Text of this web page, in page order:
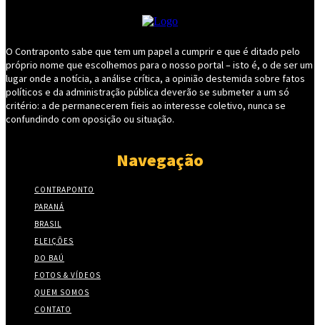
O Contraponto sabe que tem um papel a cumprir e que é ditado pelo
próprio nome que escolhemos para o nosso portal – isto é, o de ser um
lugar onde a notícia, a análise crítica, a opinião destemida sobre fatos
políticos e da administração pública deverão se submeter a um só
critério: a de permanecerem fieis ao interesse coletivo, nunca se
confundindo com oposição ou situação.
Navegação
CONTRAPONTO
PARANÁ
BRASIL
ELEIÇÕES
DO BAÚ
FOTOS & VÍDEOS
QUEM SOMOS
CONTATO